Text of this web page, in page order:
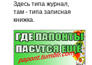
Здесь типа журнал,
там - типа записная
книжка.